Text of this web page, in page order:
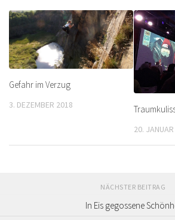
Gefahr im Verzug
3. DEZEMBER 2018
20.
NÄCHSTER BEITRAG
In Eis gegossene